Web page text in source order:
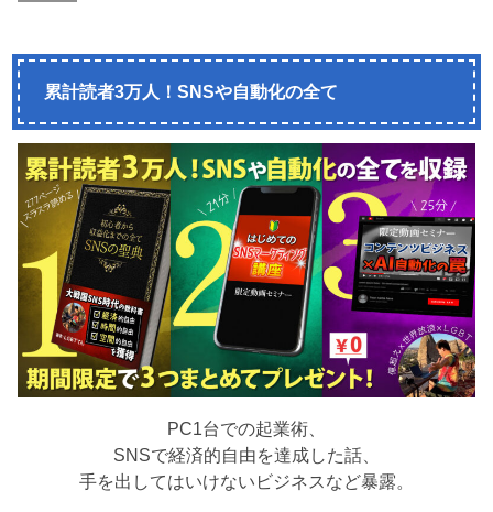
累計読者3万人！SNSや自動化の全て
PC1台での起業術、
SNSで経済的自由を達成した話、
手を出してはいけないビジネスなど暴露。